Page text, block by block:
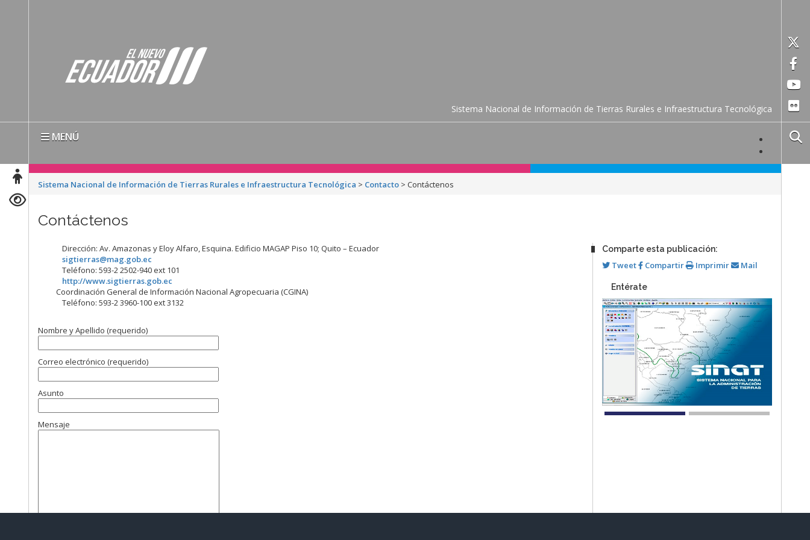
Sistema Nacional de Información de Tierras Rurales e Infraestructura Tecnológica
MENÚ
Sistema Nacional de Información de Tierras Rurales e Infraestructura Tecnológica > Contacto >Contáctenos
Contáctenos
Dirección: Av. Amazonas y Eloy Alfaro, Esquina. Edificio MAGAP Piso 10; Quito – Ecuador
sigtierras@mag.gob.ec
Teléfono: 593-2 2502-940 ext 101
http://www.sigtierras.gob.ec
Coordinación General de Información Nacional Agropecuaria (CGINA)
Teléfono: 593-2 3960-100 ext 3132
Nombre y Apellido (requerido)
Correo electrónico (requerido)
Asunto
Mensaje
Comparte esta publicación:
Tweet Compartir Imprimir Mail
Entérate